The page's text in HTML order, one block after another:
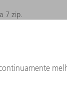
7 zip.